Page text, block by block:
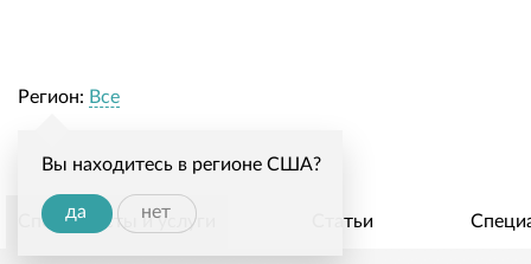
Регион: Все
Вы находитесь в регионе США?
да нет
Специалисты и услуги Статьи